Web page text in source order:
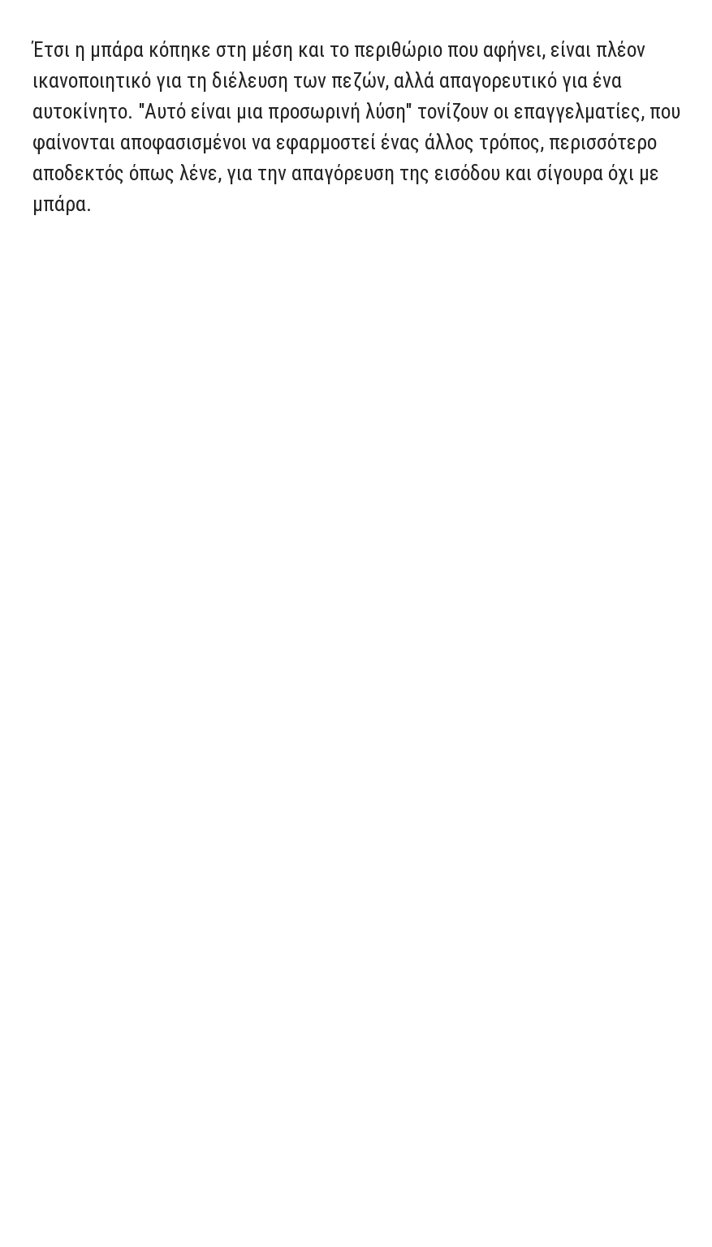
Έτσι η μπάρα κόπηκε στη μέση και το περιθώριο που αφήνει, είναι πλέον
ικανοποιητικό για τη διέλευση των πεζών, αλλά απαγορευτικό για ένα
αυτοκίνητο. "Αυτό είναι μια προσωρινή λύση" τονίζουν οι επαγγελματίες, που
φαίνονται αποφασισμένοι να εφαρμοστεί ένας άλλος τρόπος, περισσότερο
αποδεκτός όπως λένε, για την απαγόρευση της εισόδου και σίγουρα όχι με
μπάρα.